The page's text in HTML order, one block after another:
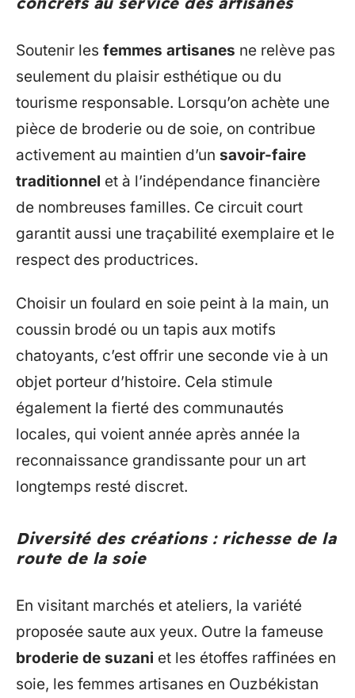
Soutenir les femmes artisanes ne relève pas
seulement du plaisir esthétique ou du
tourisme responsable. Lorsqu’on achète une
pièce de broderie ou de soie, on contribue
activement au maintien d’un savoir-faire
traditionnel et à l’indépendance financière
de nombreuses familles. Ce circuit court
garantit aussi une traçabilité exemplaire et le
respect des productrices.
Choisir un foulard en soie peint à la main, un
coussin brodé ou un tapis aux motifs
chatoyants, c’est offrir une seconde vie à un
objet porteur d’histoire. Cela stimule
également la fierté des communautés
locales, qui voient année après année la
reconnaissance grandissante pour un art
longtemps resté discret.
Diversité des créations : richesse de la
route de la soie
En visitant marchés et ateliers, la variété
proposée saute aux yeux. Outre la fameuse
broderie de suzani et les étoffes raffinées en
soie, les femmes artisanes en Ouzbékistan